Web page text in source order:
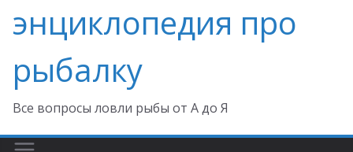
энциклопедия про
рыбалку
Все вопросы ловли рыбы от А до Я